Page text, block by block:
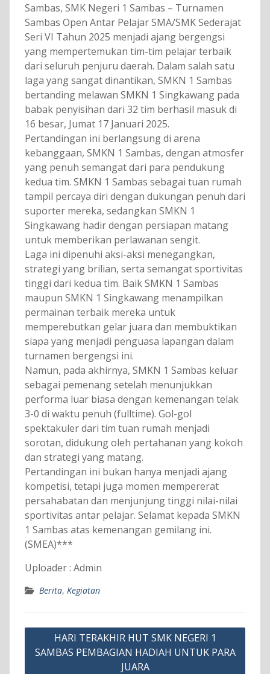
Sambas, SMK Negeri 1 Sambas – Turnamen
Sambas Open Antar Pelajar SMA/SMK Sederajat
Seri VI Tahun 2025 menjadi ajang bergengsi
yang mempertemukan tim-tim pelajar terbaik
dari seluruh penjuru daerah. Dalam salah satu
laga yang sangat dinantikan, SMKN 1 Sambas
bertanding melawan SMKN 1 Singkawang pada
babak penyisihan dari 32 tim berhasil masuk di
16 besar, Jumat 17 Januari 2025.
Pertandingan ini berlangsung di arena
kebanggaan, SMKN 1 Sambas, dengan atmosfer
yang penuh semangat dari para pendukung
kedua tim. SMKN 1 Sambas sebagai tuan rumah
tampil percaya diri dengan dukungan penuh dari
suporter mereka, sedangkan SMKN 1
Singkawang hadir dengan persiapan matang
untuk memberikan perlawanan sengit.
Laga ini dipenuhi aksi-aksi menegangkan,
strategi yang brilian, serta semangat sportivitas
tinggi dari kedua tim. Baik SMKN 1 Sambas
maupun SMKN 1 Singkawang menampilkan
permainan terbaik mereka untuk
memperebutkan gelar juara dan membuktikan
siapa yang menjadi penguasa lapangan dalam
turnamen bergengsi ini.
Namun, pada akhirnya, SMKN 1 Sambas keluar
sebagai pemenang setelah menunjukkan
performa luar biasa dengan kemenangan telak
3-0 di waktu penuh (fulltime). Gol-gol
spektakuler dari tim tuan rumah menjadi
sorotan, didukung oleh pertahanan yang kokoh
dan strategi yang matang.
Pertandingan ini bukan hanya menjadi ajang
kompetisi, tetapi juga momen mempererat
persahabatan dan menjunjung tinggi nilai-nilai
sportivitas antar pelajar. Selamat kepada SMKN
1 Sambas atas kemenangan gemilang ini.
(SMEA)***
Uploader : Admin
Berita, Kegiatan
Navigasi
pos
HARI TERAKHIR HUT SMK NEGERI 1
SAMBAS PEMBAGIAN HADIAH UNTUK PARA
JUARA